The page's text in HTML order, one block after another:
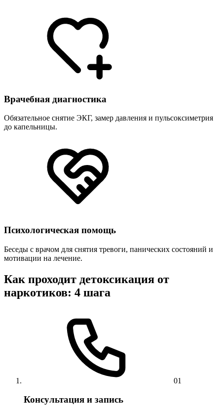
Врачебная диагностика
Обязательное снятие ЭКГ, замер давления и пульсоксиметрия
до капельницы.
Психологическая помощь
Беседы с врачом для снятия тревоги, панических состояний и
мотивации на лечение.
Как проходит детоксикация от
наркотиков: 4 шага
01
Консультация и запись